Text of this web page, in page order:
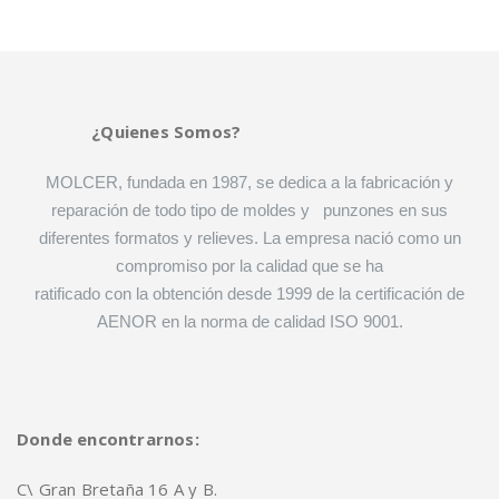
¿Quienes Somos?
MOLCER, fundada en 1987, se dedica a la fabricación y
reparación de todo tipo de moldes y punzones en sus
diferentes formatos y relieves. La empresa nació como un
compromiso por la calidad que se ha
ratificado con la obtención desde 1999 de la certificación de
AENOR en la norma de calidad ISO 9001.
Donde encontrarnos:
C\ Gran Bretaña 16 A y B.